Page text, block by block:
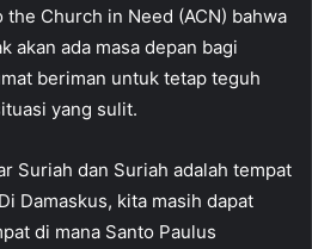
the Church in Need (ACN) bahwa
akan ada masa depan bagi
beriman untuk tetap teguh
yang sulit.
Suriah dan Suriah adalah tempat
Damaskus, kita masih dapat
di mana Santo Paulus